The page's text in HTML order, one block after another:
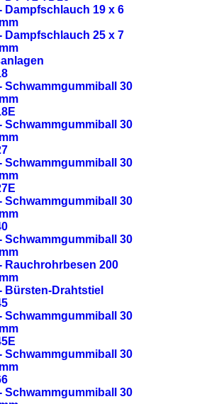
Dampfschlauch 19 x 6
mm
Dampfschlauch 25 x 7
mm
Schwammgummiball 30
mm
Schwammgummiball 30
mm
Schwammgummiball 30
mm
Schwammgummiball 30
mm
Schwammgummiball 30
mm
Rauchrohrbesen 200
mm
Bürsten-Drahtstiel
Schwammgummiball 30
mm
Schwammgummiball 30
mm
Schwammgummiball 30